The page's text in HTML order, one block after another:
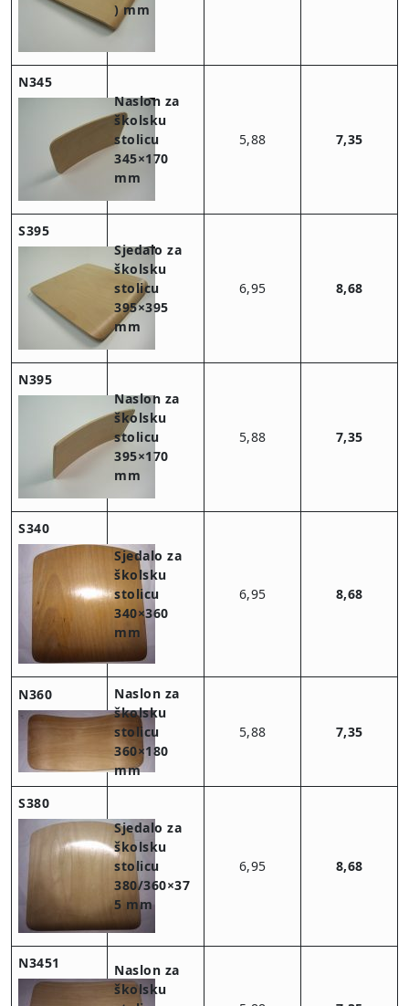
) mm
N345
Naslon za
školsku
stolicu
345×170
mm
5,88 7,35
S395
Sjedalo za
školsku
stolicu
395×395
mm
6,95 8,68
N395
Naslon za
školsku
stolicu
395×170
mm
5,88 7,35
S340
Sjedalo za
školsku
stolicu
340×360
mm
6,95 8,68
N360
Naslon za
školsku
stolicu
360×180
mm
5,88 7,35
S380
Sjedalo za
školsku
stolicu
380/360×37
5 mm
6,95 8,68
N3451
Naslon za
školsku